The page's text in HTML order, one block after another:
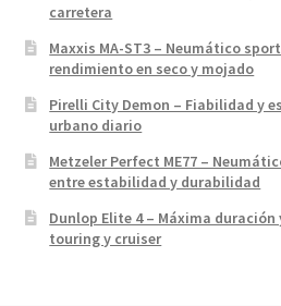
carretera
Maxxis MA-ST3 – Neumático
rendimiento en seco y mojado
Pirelli City Demon – Fiabilidad y
urbano diario
Metzeler Perfect ME77 –
entre estabilidad y durabilidad
Dunlop Elite 4 – Máxima
touring y cruiser